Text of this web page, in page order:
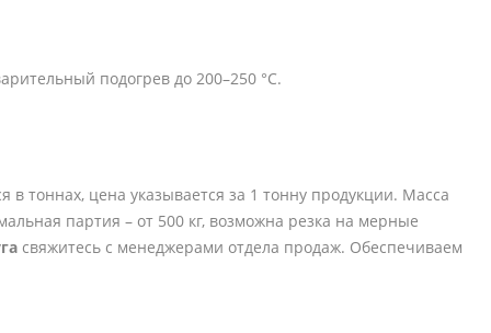
подогрев до 200–250 °C.
тоннах, цена указывается за 1 тонну продукции. Масса
партия – от 500 кг, возможна резка на мерные
свяжитесь с менеджерами отдела продаж. Обеспечиваем